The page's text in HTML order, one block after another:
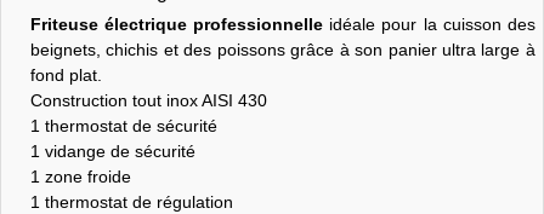
Friteuse électrique professionnelle idéale pour la cuisson des
beignets, chichis et des poissons grâce à son panier ultra large à
fond plat.
Construction tout inox AISI 430
1 thermostat de sécurité
1 vidange de sécurité
1 zone froide
1 thermostat de régulation